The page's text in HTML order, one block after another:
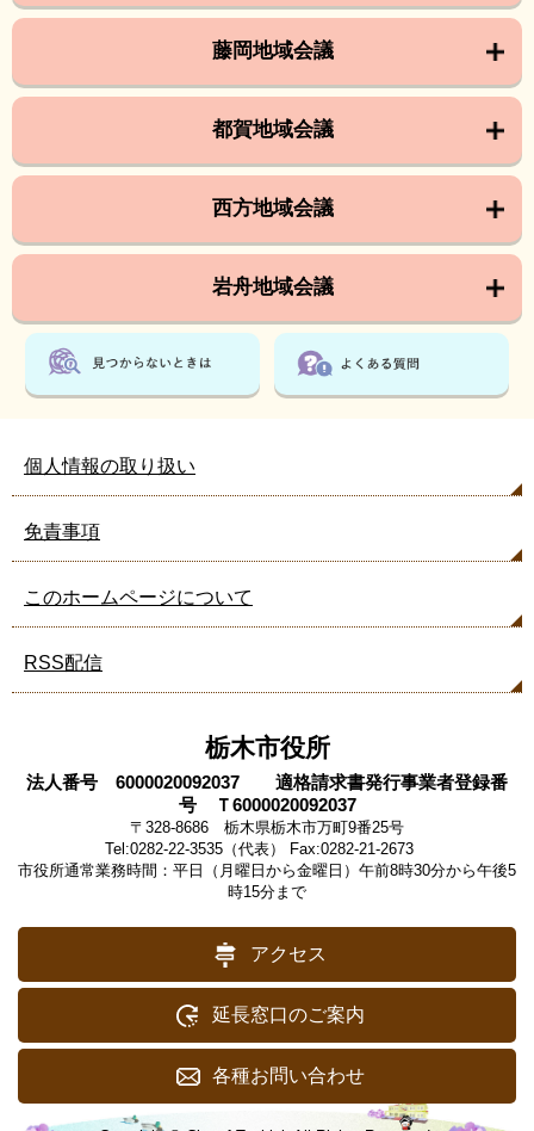
藤岡地域会議
都賀地域会議
西方地域会議
岩舟地域会議
個人情報の取り扱い
免責事項
このホームページについて
RSS配信
栃木市役所
法人番号 6000020092037 適格請求書発行事業者登録番
号 Ｔ6000020092037
〒328-8686 栃木県栃木市万町9番25号
Tel:0282-22-3535（代表） Fax:0282-21-2673
市役所通常業務時間：平日（月曜日から金曜日）午前8時30分から午後5
時15分まで
アクセス
延長窓口のご案内
各種お問い合わせ